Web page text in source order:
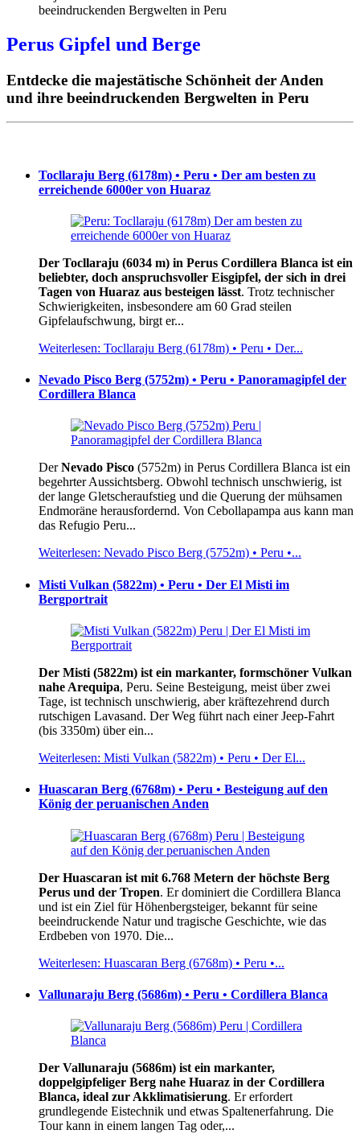
Perus Gipfel und Berge
Entdecke die majestätische Schönheit der Anden
und ihre beeindruckenden Bergwelten in Peru
Tocllaraju Berg (6178m) • Peru • Der am besten zu
erreichende 6000er von Huaraz
Der Tocllaraju (6034 m) in Perus Cordillera Blanca ist ein
beliebter, doch anspruchsvoller Eisgipfel, der sich in drei
Tagen von Huaraz aus besteigen lässt. Trotz technischer
Schwierigkeiten, insbesondere am 60 Grad steilen
Gipfelaufschwung, birgt er...
Weiterlesen: Tocllaraju Berg (6178m) • Peru • Der...
Nevado Pisco Berg (5752m) • Peru • Panoramagipfel der
Cordillera Blanca
DerNevado Pisco (5752m) in Perus Cordillera Blanca ist ein
begehrter Aussichtsberg. Obwohl technisch unschwierig, ist
der lange Gletscheraufstieg und die Querung der mühsamen
Endmoräne herausfordernd. Von Cebollapampa aus kann man
das Refugio Peru...
Weiterlesen: Nevado Pisco Berg (5752m) • Peru •...
Misti Vulkan (5822m) • Peru • Der El Misti im
Bergportrait
Der Misti (5822m) ist ein markanter, formschöner Vulkan
nahe Arequipa, Peru. Seine Besteigung, meist über zwei
Tage, ist technisch unschwierig, aber kräftezehrend durch
rutschigen Lavasand. Der Weg führt nach einer Jeep-Fahrt
(bis 3350m) über ein...
Weiterlesen: Misti Vulkan (5822m) • Peru • Der El...
Huascaran Berg (6768m) • Peru • Besteigung auf den
König der peruanischen Anden
Der Huascaran ist mit 6.768 Metern der höchste Berg
Perus und der Tropen. Er dominiert die Cordillera Blanca
und ist ein Ziel für Höhenbergsteiger, bekannt für seine
beeindruckende Natur und tragische Geschichte, wie das
Erdbeben von 1970. Die...
Weiterlesen: Huascaran Berg (6768m) • Peru •...
Vallunaraju Berg (5686m) • Peru • Cordillera Blanca
Der Vallunaraju (5686m) ist ein markanter,
doppelgipfeliger Berg nahe Huaraz in der Cordillera
Blanca, ideal zur Akklimatisierung. Er erfordert
grundlegende Eistechnik und etwas Spaltenerfahrung. Die
Tour kann in einem langen Tag oder,...